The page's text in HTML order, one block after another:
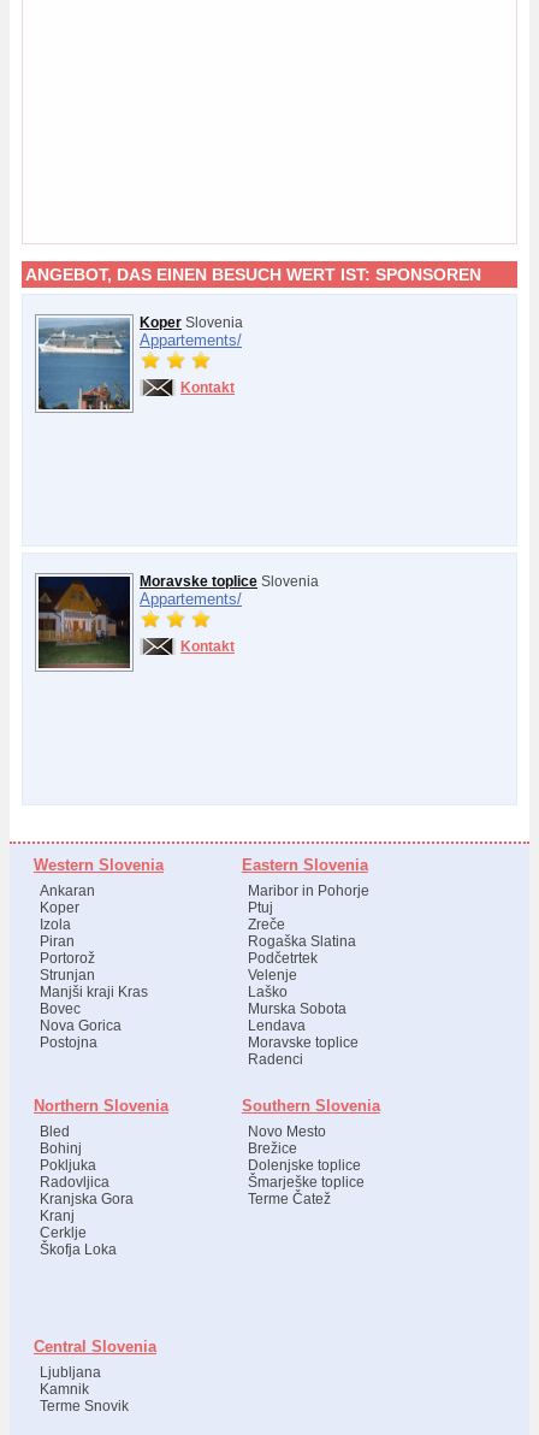
ANGEBOT, DAS EINEN BESUCH WERT IST: SPONSOREN
Koper Slovenia
Appartements/
Kontakt
Moravske toplice Slovenia
Appartements/
Kontakt
Western Slovenia
Ankaran
Koper
Izola
Piran
Portorož
Strunjan
Manjši kraji Kras
Bovec
Nova Gorica
Postojna
Eastern Slovenia
Maribor in Pohorje
Ptuj
Zreče
Rogaška Slatina
Podčetrtek
Velenje
Laško
Murska Sobota
Lendava
Moravske toplice
Radenci
Northern Slovenia
Bled
Bohinj
Pokljuka
Radovljica
Kranjska Gora
Kranj
Cerklje
Škofja Loka
Southern Slovenia
Novo Mesto
Brežice
Dolenjske toplice
Šmarješke toplice
Terme Čatež
Central Slovenia
Ljubljana
Kamnik
Terme Snovik